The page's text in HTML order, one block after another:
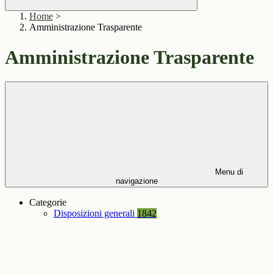
Home >
Amministrazione Trasparente
Amministrazione Trasparente
Menu di
navigazione
Categorie
Disposizioni generali 1842